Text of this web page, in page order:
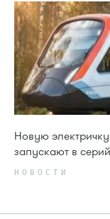
Новую
запускают в
НОВОСТИ